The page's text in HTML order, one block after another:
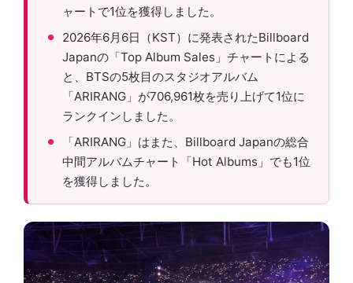
ャートで1位を獲得しました。
2026年6月6日（KST）に発表されたBillboard
Japanの「Top Album Sales」チャートによる
と、BTSの5枚目のスタジオアルバム
「ARIRANG」が706,961枚を売り上げて1位に
ランクインしました。
「ARIRANG」はまた、Billboard Japanの総合
中間アルバムチャート「Hot Albums」でも1位
を獲得しました。